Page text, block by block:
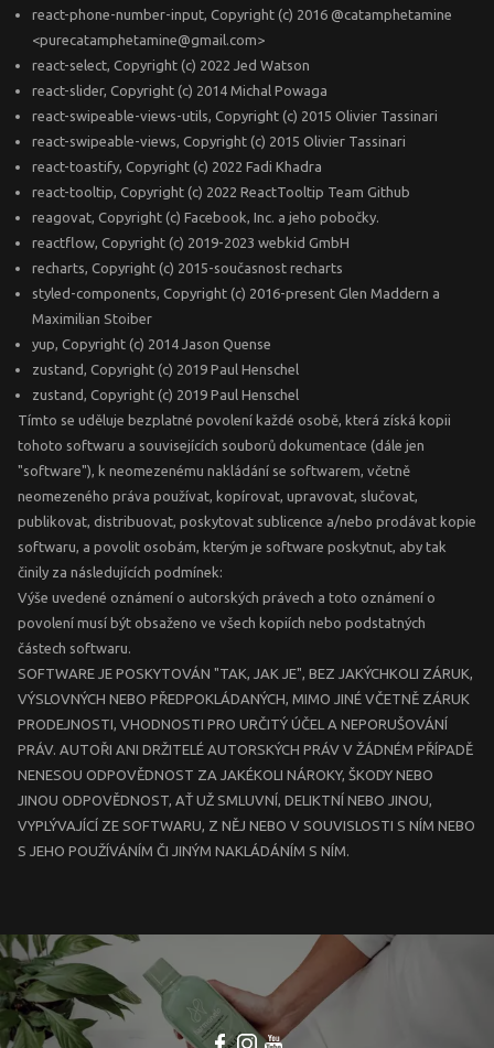
react-phone-number-input, Copyright (c) 2016 @catamphetamine
<purecatamphetamine@gmail.com>
react-select, Copyright (c) 2022 Jed Watson
react-slider, Copyright (c) 2014 Michal Powaga
react-swipeable-views-utils, Copyright (c) 2015 Olivier Tassinari
react-swipeable-views, Copyright (c) 2015 Olivier Tassinari
react-toastify, Copyright (c) 2022 Fadi Khadra
react-tooltip, Copyright (c) 2022 ReactTooltip Team Github
reagovat, Copyright (c) Facebook, Inc. a jeho pobočky.
reactflow, Copyright (c) 2019-2023 webkid GmbH
recharts, Copyright (c) 2015-současnost recharts
styled-components, Copyright (c) 2016-present Glen Maddern a
Maximilian Stoiber
yup, Copyright (c) 2014 Jason Quense
zustand, Copyright (c) 2019 Paul Henschel
zustand, Copyright (c) 2019 Paul Henschel
Tímto se uděluje bezplatné povolení každé osobě, která získá kopii
tohoto softwaru a souvisejících souborů dokumentace (dále jen
"software"), k neomezenému nakládání se softwarem, včetně
neomezeného práva používat, kopírovat, upravovat, slučovat,
publikovat, distribuovat, poskytovat sublicence a/nebo prodávat kopie
softwaru, a povolit osobám, kterým je software poskytnut, aby tak
činily za následujících podmínek:
Výše uvedené oznámení o autorských právech a toto oznámení o
povolení musí být obsaženo ve všech kopiích nebo podstatných
částech softwaru.
SOFTWARE JE POSKYTOVÁN "TAK, JAK JE", BEZ JAKÝCHKOLI ZÁRUK,
VÝSLOVNÝCH NEBO PŘEDPOKLÁDANÝCH, MIMO JINÉ VČETNĚ ZÁRUK
PRODEJNOSTI, VHODNOSTI PRO URČITÝ ÚČEL A NEPORUŠOVÁNÍ
PRÁV. AUTOŘI ANI DRŽITELÉ AUTORSKÝCH PRÁV V ŽÁDNÉM PŘÍPADĚ
NENESOU ODPOVĚDNOST ZA JAKÉKOLI NÁROKY, ŠKODY NEBO
JINOU ODPOVĚDNOST, AŤ UŽ SMLUVNÍ, DELIKTNÍ NEBO JINOU,
VYPLÝVAJÍCÍ ZE SOFTWARU, Z NĚJ NEBO V SOUVISLOSTI S NÍM NEBO
S JEHO POUŽÍVÁNÍM ČI JINÝM NAKLÁDÁNÍM S NÍM.